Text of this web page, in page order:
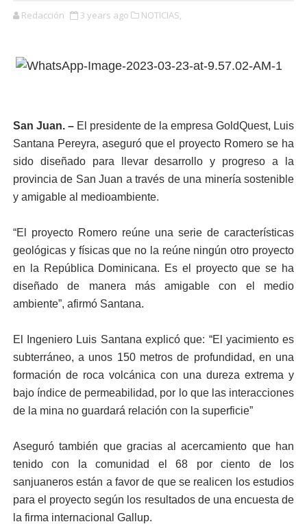
Redacción 3 years ago NOTICIAS,
San Juan. –El presidente de la empresa GoldQuest, Luis
Santana Pereyra, aseguró que el proyecto Romero se ha
sido diseñado para llevar desarrollo y progreso a la
provincia de San Juan a través de una minería sostenible
y amigable al medioambiente.
“El proyecto Romero reúne una serie de características
geológicas y físicas que no la reúne ningún otro proyecto
en la República Dominicana. Es el proyecto que se ha
diseñado de manera más amigable con el medio
ambiente”, afirmó Santana.
El Ingeniero Luis Santana explicó que: “El yacimiento es
subterráneo, a unos 150 metros de profundidad, en una
formación de roca volcánica con una dureza extrema y
bajo índice de permeabilidad, por lo que las interacciones
de la mina no guardará relación con la superficie”
Aseguró también que gracias al acercamiento que han
tenido con la comunidad el 68 por ciento de los
sanjuaneros están a favor de que se realicen los estudios
para el proyecto según los resultados de una encuesta de
la firma internacional Gallup.